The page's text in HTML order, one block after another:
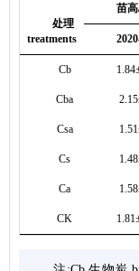
处理
treatments
苗
Cb
Cba
Csa
Cs
Ca
CK